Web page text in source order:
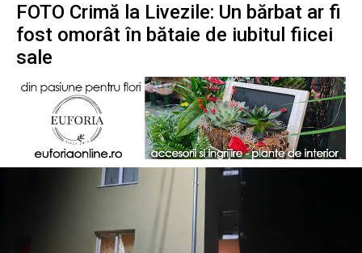
FOTO Crimă la Livezile: Un bărbat ar fi
fost omorât în bătaie de iubitul fiicei
sale